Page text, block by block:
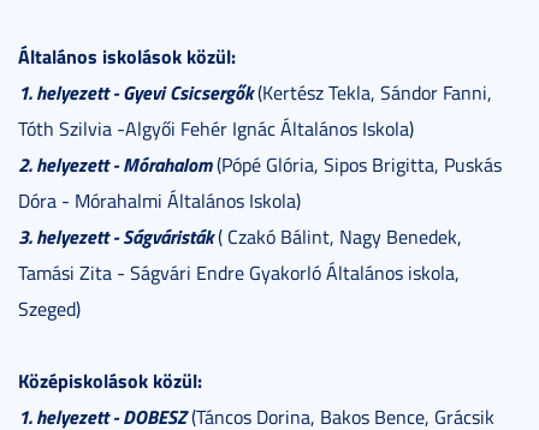
Általános iskolások közül:
1. helyezett - Gyevi Csicsergők(Kertész Tekla, Sándor Fanni,
Tóth Szilvia -Algyői Fehér Ignác Általános Iskola)
2. helyezett - Mórahalom(Pópé Glória, Sipos Brigitta, Puskás
Dóra - Mórahalmi Általános Iskola)
3. helyezett - Ságváristák( Czakó Bálint, Nagy Benedek,
Tamási Zita - Ságvári Endre Gyakorló Általános iskola,
Szeged)
Középiskolások közül:
1. helyezett - DOBESZ(Táncos Dorina, Bakos Bence, Grácsik